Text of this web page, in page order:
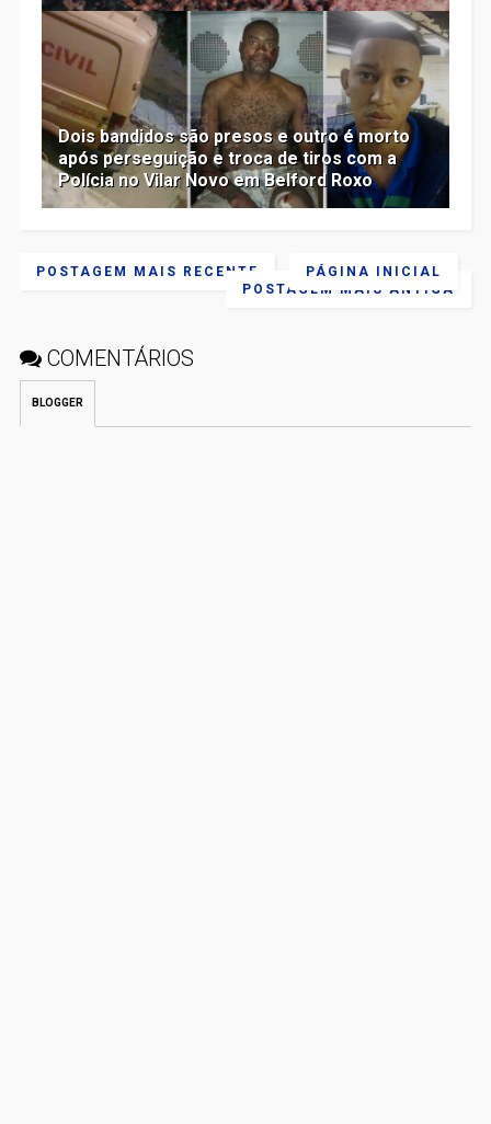
Dois bandidos são presos e outro é morto
após perseguição e troca de tiros com a
Polícia no Vilar Novo em Belford Roxo
POSTAGEM MAIS RECENTE
POSTAGEM MAIS ANTIGA
PÁGINA INICIAL
COMENTÁRIOS
BLOGGER